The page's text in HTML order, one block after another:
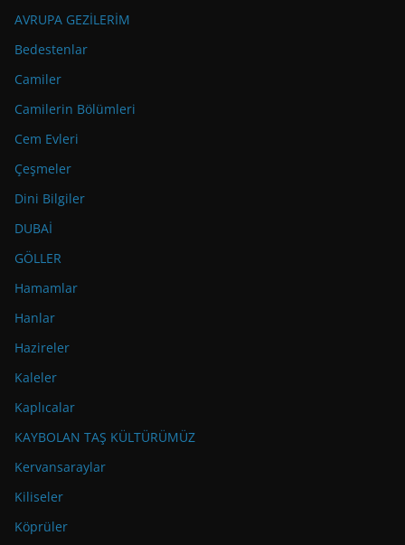
AVRUPA GEZİLERİM
Bedestenlar
Camiler
Camilerin Bölümleri
Cem Evleri
Çeşmeler
Dini Bilgiler
DUBAİ
GÖLLER
Hamamlar
Hanlar
Hazireler
Kaleler
Kaplıcalar
KAYBOLAN TAŞ KÜLTÜRÜMÜZ
Kervansaraylar
Kiliseler
Köprüler